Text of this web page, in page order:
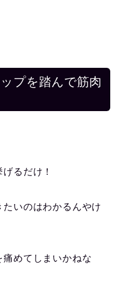
プを踏んで筋肉
るだけ！
いのはわかるんやけ
めてしまいかねな